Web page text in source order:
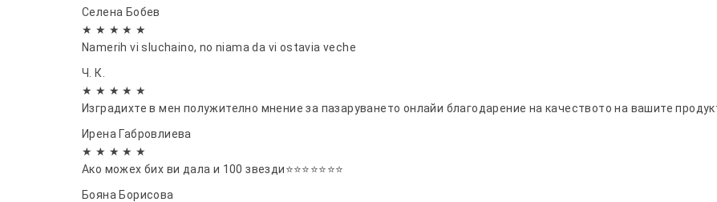
Селена Бобев
★ ★ ★ ★ ★
Namerih vi sluchaino, no niama da vi ostavia veche
Ч. К.
★ ★ ★ ★ ★
Изградихте в мен полужително мнение за пазаруването онлайи благодарение на качеството на вашите
Ирена Габровлиева
★ ★ ★ ★ ★
Ако можех бих ви дала и 100 звезди⭐⭐⭐⭐⭐⭐⭐
Бояна Борисова